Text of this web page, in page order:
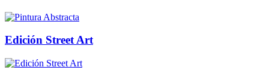
Edición Street Art